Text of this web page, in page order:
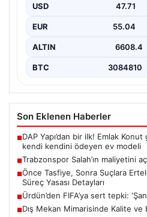
USD 47.71
EUR 55.04
ALTIN 6608.4
BTC 3084810
Son Eklenen Haberler
■DAP Yapı’dan bir ilk! Emlak
kendi kendini ödeyen ev modeli
■Trabzonspor Salah’ın maliyetini
■Önce Tasfiye, Sonra Suçlara
Süreç Yasası Detayları
■Ürdün’den FIFA’ya sert tepki:
■Dış Mekan Mimarisinde Kalite ve